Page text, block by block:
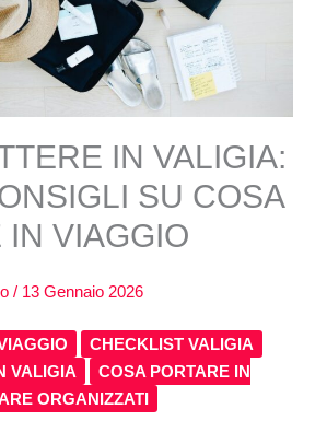
IN VALIGIA:
SU COSA
IN VIAGGIO
/ 13 Gennaio 2026
CHECKLIST VALIGIA
VALIGIA
COSA PORTARE IN
ORGANIZZATI